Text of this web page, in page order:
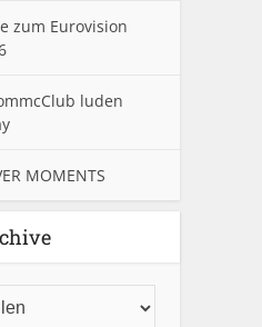
zum Eurovision
luden
MOMENTS